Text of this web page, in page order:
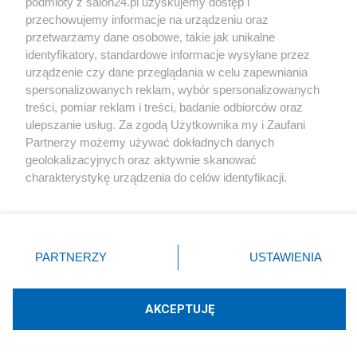
szpitalach-urzedach/ar/c15-17488435
https://www.radiopik.pl/2,108432,region&dtx=&szu
kaj=&s=320
https://bydgoszcz.wyborcza.pl/bydgoszcz/7,4872
2,29656287,320-tysiecy-zniknelo-z-kasy-
bydgoskiego-sadu-przez-dziesiec.html
https://businessinsider.com.pl/prawo/ksiegowa-
przywlaszczyla-ponad-1-mln-zl-z-publicznych-
przechowujemy informacje na urządzeniu oraz
przetwarzamy dane osobowe, takie jak unikalne
identyfikatory, standardowe informacje wysyłane przez
urządzenie czy dane przeglądania w celu zapewniania
spersonalizowanych reklam, wybór spersonalizowanych
treści, pomiar reklam i treści, badanie odbiorców oraz
ulepszanie usług. Za zgodą Użytkownika my i Zaufani
Partnerzy możemy używać dokładnych danych
geolokalizacyjnych oraz aktywnie skanować
charakterystykę urządzenia do celów identyfikacji.
zmienić/wycofać klikając przycisk ustawień prywatności
znajdujący się w lewym dolnym rogu strony
rodzaje przetwarzania danych nie wymagają zgody
użytkownika, ale masz prawo sprzeciwić się takiemu
PARTNERZY USTAWIENIA
AKCEPTUJĘ